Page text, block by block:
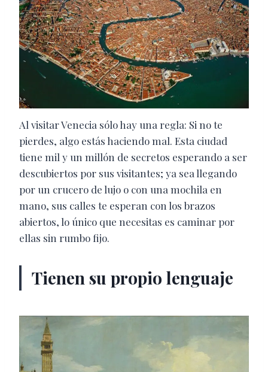
Al visitar Venecia sólo hay una regla: Si no te
pierdes, algo estás haciendo mal. Esta ciudad
tiene mil y un millón de secretos esperando a ser
descubiertos por sus visitantes; ya sea llegando
por un crucero de lujo o con una mochila en
mano, sus calles te esperan con los brazos
abiertos, lo único que necesitas es caminar por
ellas sin rumbo fijo.
Tienen su propio lenguaje